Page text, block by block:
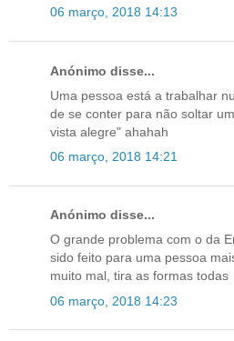
06 março, 2018 14:13
Anónimo disse...
Uma pessoa está a trabalhar
de se conter para não soltar
vista alegre" ahahah
06 março, 2018 14:21
Anónimo disse...
O grande problema com o da
sido feito para uma pessoa
muito mal, tira as formas todas
06 março, 2018 14:23